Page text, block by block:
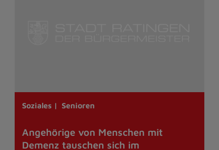
Soziales | Senioren
Angehörige von Menschen mit
Demenz tauschen sich im